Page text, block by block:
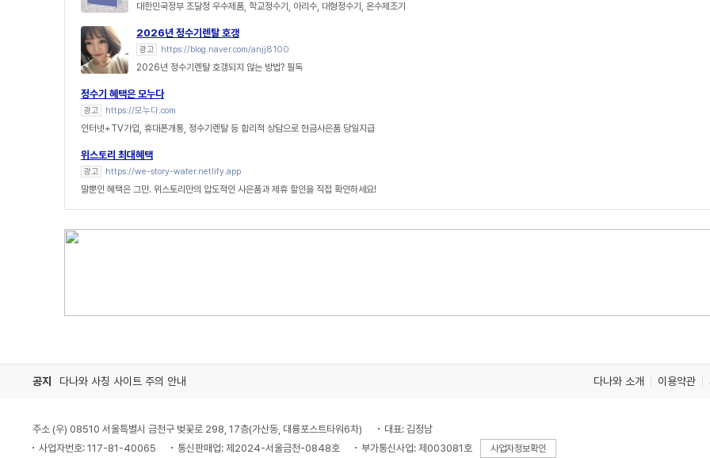
대한민국정부 조달청 우수제품, 학교정수기, 아리수, 대형정수기, 온수제조기
2026년 정수기렌탈 호갱
광고 https://blog.naver.com/anjj8100
2026년 정수기렌탈 호갱되지 않는 방법? 필독
정수기 혜택은 모누다
광고 https://모누다.com
인터넷+TV가입, 휴대폰개통, 정수기렌탈 등 합리적 상담으로 현금사은품 당일지급
위스토리 최대혜택
광고 https://we-story-water.netlify.app
말뿐인 혜택은 그만. 위스토리만의 압도적인 사은품과 제휴 할인을 직접 확인하세요!
공지 다나와 사칭 사이트 주의 안내 다나와 소개 이용약관
주소 (우) 08510 서울특별시 금천구 벚꽃로 298, 17층(가산동, 대륭포스트타워6차)
대표: 김정남
사업자번호: 117-81-40065
통신판매업: 제2024-서울금천-0848호 부가통신사업: 제003081호 사업자정보확인